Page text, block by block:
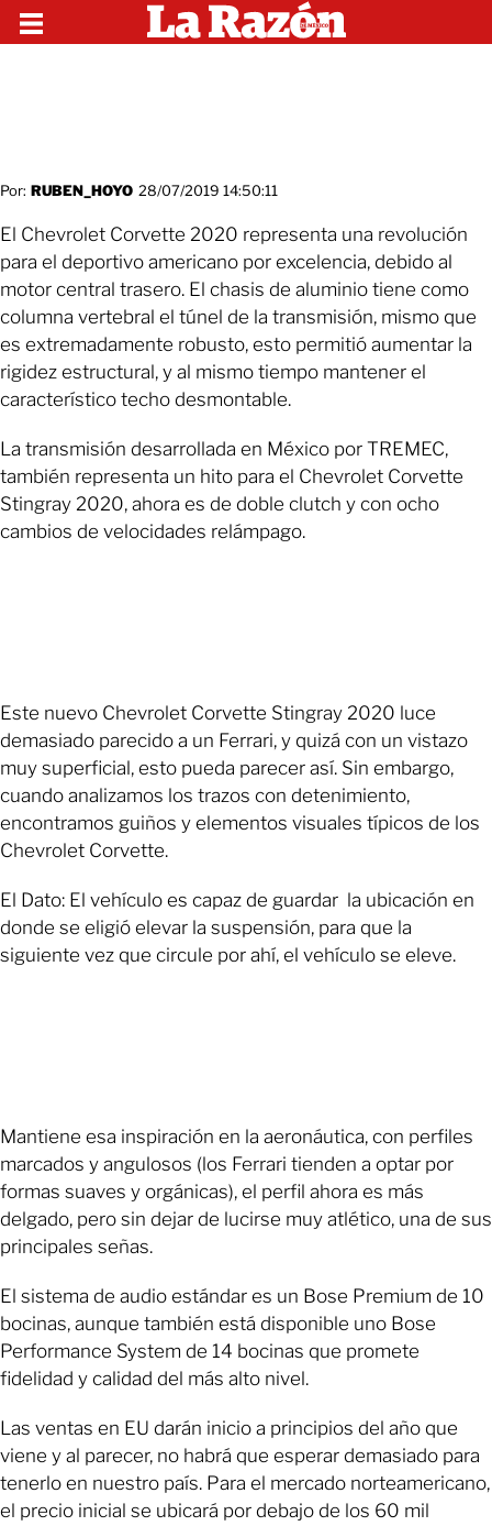
Por: RUBEN_HOYO 28/07/2019 14:50:11
El Chevrolet Corvette 2020 representa una revolución
para el deportivo americano por excelencia, debido al
motor central trasero. El chasis de aluminio tiene como
columna vertebral el túnel de la transmisión, mismo que
es extremadamente robusto, esto permitió aumentar la
rigidez estructural, y al mismo tiempo mantener el
característico techo desmontable.
La transmisión desarrollada en México por TREMEC,
también representa un hito para el Chevrolet Corvette
Stingray 2020, ahora es de doble clutch y con ocho
cambios de velocidades relámpago.
Este nuevo Chevrolet Corvette Stingray 2020 luce
demasiado parecido a un Ferrari, y quizá con un vistazo
muy superficial, esto pueda parecer así. Sin embargo,
cuando analizamos los trazos con detenimiento,
encontramos guiños y elementos visuales típicos de los
Chevrolet Corvette.
El Dato: El vehículo es capaz de guardar la ubicación en
donde se eligió elevar la suspensión, para que la
siguiente vez que circule por ahí, el vehículo se eleve.
Mantiene esa inspiración en la aeronáutica, con perfiles
marcados y angulosos (los Ferrari tienden a optar por
formas suaves y orgánicas), el perfil ahora es más
delgado, pero sin dejar de lucirse muy atlético, una de sus
principales señas.
El sistema de audio estándar es un Bose Premium de 10
bocinas, aunque también está disponible uno Bose
Performance System de 14 bocinas que promete
fidelidad y calidad del más alto nivel.
Las ventas en EU darán inicio a principios del año que
viene y al parecer, no habrá que esperar demasiado para
tenerlo en nuestro país. Para el mercado norteamericano,
el precio inicial se ubicará por debajo de los 60 mil